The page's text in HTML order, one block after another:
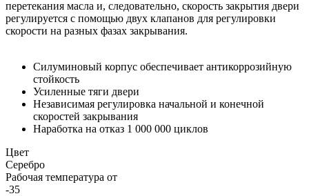
перетекания масла и, следовательно, скорость закрытия двери
регулируется с помощью двух клапанов для регулировки
скорости на разных фазах закрывания.
Силуминовый корпус обеспечивает антикоррозийную
стойкость
Усиленные тяги двери
Независимая регулировка начальной и конечной
скоростей закрывания
Наработка на отказ 1 000 000 циклов
Цвет
Серебро
Рабочая температура от
-35